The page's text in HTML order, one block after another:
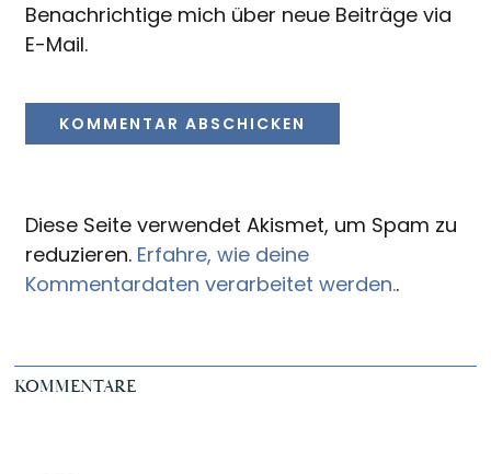
Benachrichtige mich über neue Beiträge via
E-Mail.
Diese Seite verwendet Akismet, um Spam zu
reduzieren. Erfahre, wie deine
Kommentardaten verarbeitet werden..
KOMMENTARE